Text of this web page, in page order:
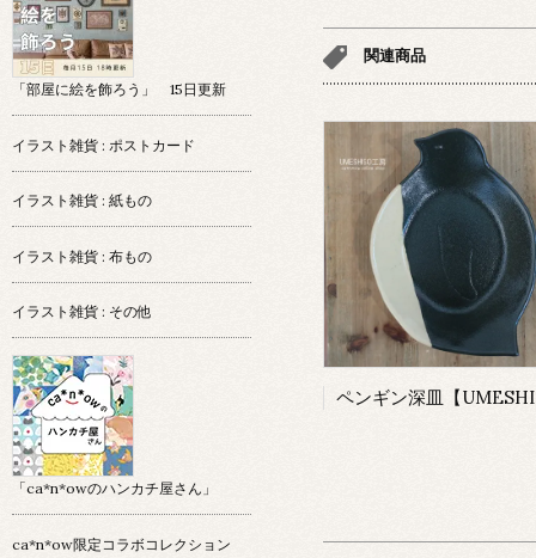
関連商品
「部屋に絵を飾ろう」 15日更新
イラスト雑貨 : ポストカード
イラスト雑貨 : 紙もの
イラスト雑貨 : 布もの
イラスト雑貨 : その他
「ca*n*owのハンカチ屋さん」
ca*n*ow限定コラボコレクション